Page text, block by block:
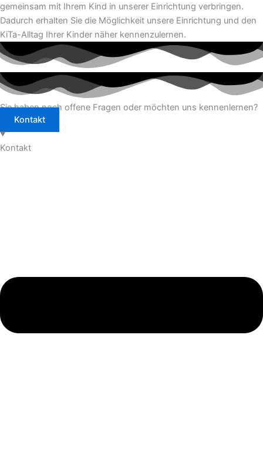
gemeinsam mit Ihrem Kind in unserer Einrichtung verbringen.
Dadurch erhalten Sie die Möglichkeit unsere Einrichtung und den
KiTa-Alltag Ihrer Kinder näher kennenzulernen.
Sie haben noch offene Fragen oder möchten uns kennenlernen?
Kontakt
Kontakt